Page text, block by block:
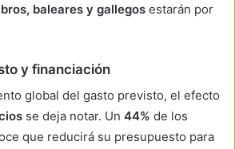
baleares y gallegos estarán por
y financiación
global del gasto previsto, el efecto
se deja notar. Un 44% de los
que reducirá su presupuesto para